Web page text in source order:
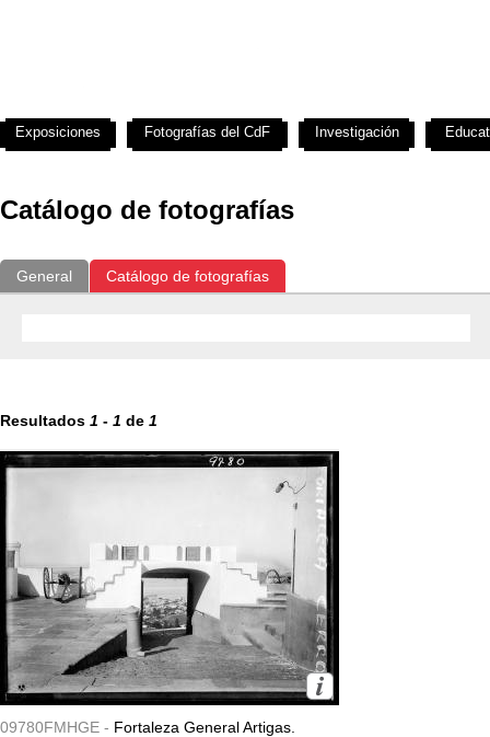
Catálogo de fotografías
General Catálogo de fotografías
Resultados 1 - 1 de 1
09780FMHGE - Fortaleza General Artigas.
Exposiciones Fotografías del CdF Investigación